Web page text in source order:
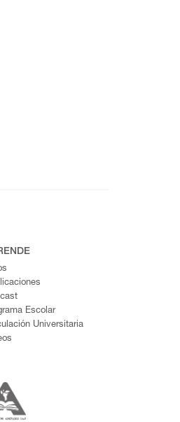
Escolar
Universitaria